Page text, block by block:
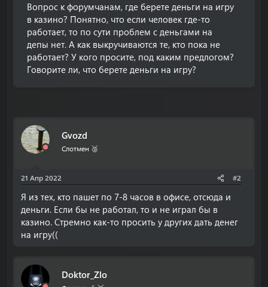
Вопрос к форумчанам, где берете деньги на игру
в казино? Понятно, что если человек где-то
работает, то по сути проблем с деньгами на
депы нет. А как выкручиваются те, кто пока не
работает? У кого просите, под каким предлогом?
Говорите ли, что берете деньги на игру?
Gvozd
Слотмен 🥈
21 Апр 2022 #2
Я из тех, кто пашет по 7-8 часов в офисе, отсюда и
деньги. Если бы не работал, то и не играл бы в
казино. Стремно как-то просить у других дать денег
на игру((
Doktor_Zlo